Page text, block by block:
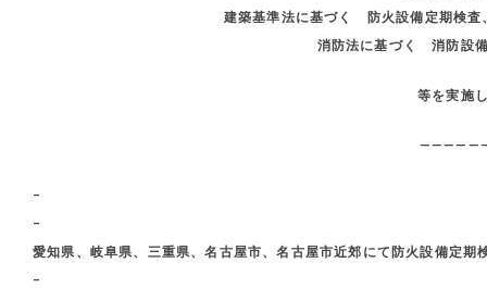
建築基準法に基づく 防火設備定期検査
消防法に基づく 消防設
等を実施
–
–
愛知県、岐阜県、三重県、名古屋市、名古屋市近郊にて防火設備定期
–